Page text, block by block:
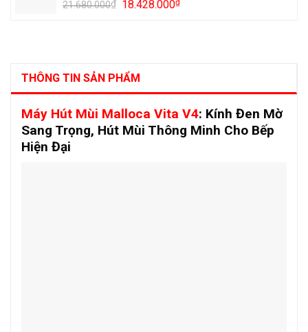
17.765.000₫.
21.680.000₫ Giá
18.428.000₫Giá
THÔNG TIN SẢN PHẨM
Máy Hút Mùi Malloca Vita V4: Kính Đen Mờ
Sang Trọng, Hút Mùi Thông Minh Cho Bếp
Hiện Đại